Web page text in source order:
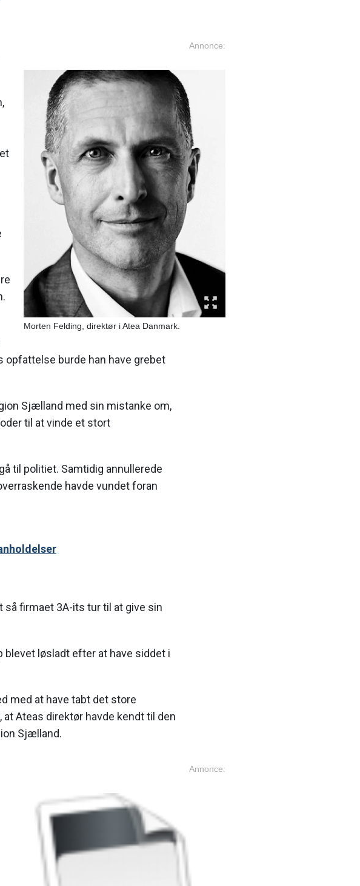
Annonce:
Morten Felding, direktør i Atea Danmark.
opfattelse burde han have grebet
Sjælland med sin mistanke om,
til at vinde et stort
til politiet. Samtidig annullerede
havde vundet foran
firmaet 3A-its tur til at give sin
blevet løsladt efter at have siddet i
med at have tabt det store
Ateas direktør havde kendt til den
Sjælland.
Annonce: